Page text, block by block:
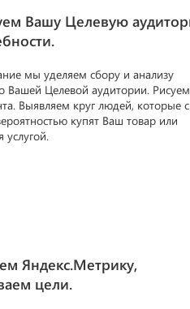
Вашу Целевую
мы уделяем сбору и анализу
Вашей Целевой аудитории. Рисуем
Выявляем круг людей, которые с
купят Ваш товар или
услугой.
Яндекс.Метрику,
цели.